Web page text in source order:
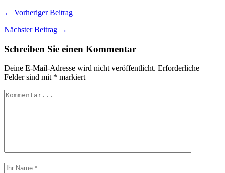
← Vorheriger Beitrag
Nächster Beitrag →
Schreiben Sie einen Kommentar
Deine E-Mail-Adresse wird nicht veröffentlicht. Erforderliche
Felder sind mit * markiert